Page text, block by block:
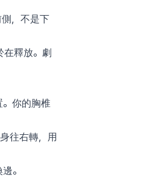
，不是下
釋放。劇
你的胸椎
往右轉，用
。